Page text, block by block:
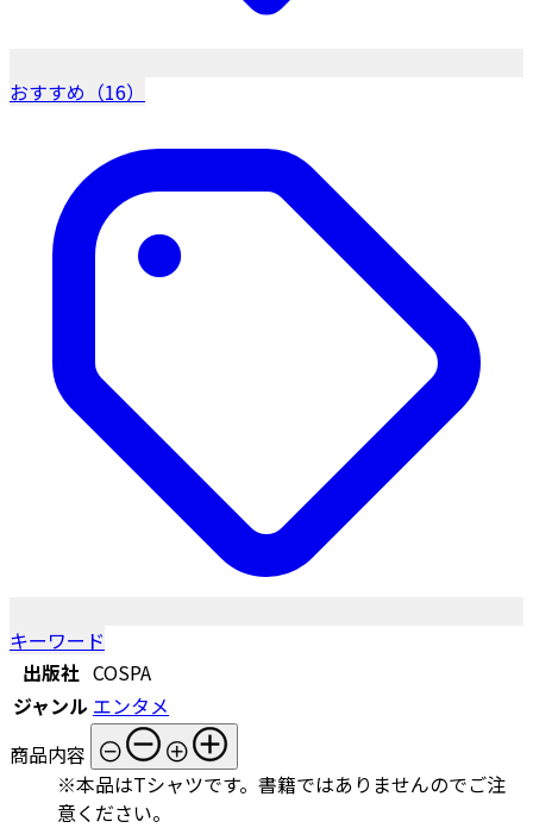
おすすめ（16）
キーワード
出版社 COSPA
ジャンル エンタメ
商品内容
※本品はTシャツです。書籍ではありませんのでご注
意ください。